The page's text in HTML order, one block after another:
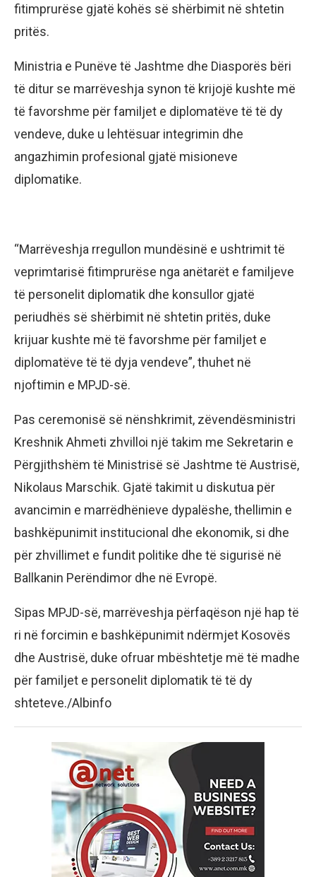
fitimprurëse gjatë kohës së shërbimit në shtetin
pritës.
Ministria e Punëve të Jashtme dhe Diasporës bëri
të ditur se marrëveshja synon të krijojë kushte më
të favorshme për familjet e diplomatëve të të dy
vendeve, duke u lehtësuar integrimin dhe
angazhimin profesional gjatë misioneve
diplomatike.
“Marrëveshja rregullon mundësinë e ushtrimit të
veprimtarisë fitimprurëse nga anëtarët e familjeve
të personelit diplomatik dhe konsullor gjatë
periudhës së shërbimit në shtetin pritës, duke
krijuar kushte më të favorshme për familjet e
diplomatëve të të dyja vendeve”, thuhet në
njoftimin e MPJD-së.
Pas ceremonisë së nënshkrimit, zëvendësministri
Kreshnik Ahmeti zhvilloi një takim me Sekretarin e
Përgjithshëm të Ministrisë së Jashtme të Austrisë,
Nikolaus Marschik. Gjatë takimit u diskutua për
avancimin e marrëdhënieve dypalëshe, thellimin e
bashkëpunimit institucional dhe ekonomik, si dhe
për zhvillimet e fundit politike dhe të sigurisë në
Ballkanin Perëndimor dhe në Evropë.
Sipas MPJD-së, marrëveshja përfaqëson një hap të
ri në forcimin e bashkëpunimit ndërmjet Kosovës
dhe Austrisë, duke ofruar mbështetje më të madhe
për familjet e personelit diplomatik të të dy
shteteve./Albinfo